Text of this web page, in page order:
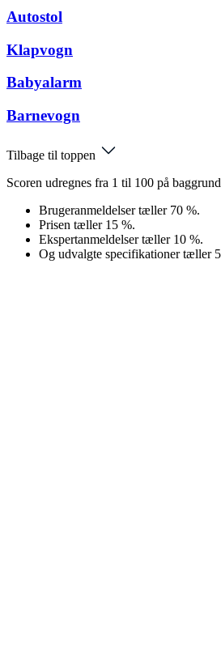
Autostol
Klapvogn
Babyalarm
Barnevogn
Tilbage til toppen
Scoren udregnes fra 1 til 100 på
Brugeranmeldelser tæller 70 %.
Prisen tæller 15 %.
Ekspertanmeldelser tæller 10 %.
Og udvalgte specifikationer tæller